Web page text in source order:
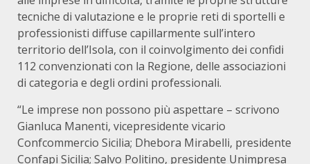
tecniche di valutazione e le proprie reti di sportelli e
professionisti diffuse capillarmente sull’intero
territorio dell’Isola, con il coinvolgimento dei confidi
112 convenzionati con la Regione, delle associazioni
di categoria e degli ordini professionali.
“Le imprese non possono più aspettare – scrivono
Gianluca Manenti, vicepresidente vicario
Confcommercio Sicilia; Dhebora Mirabelli, presidente
Confapi Sicilia; Salvo Politino, presidente Unimpresa